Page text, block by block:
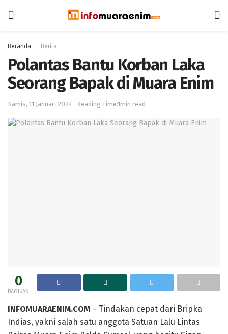
Beranda Berita
Polantas Bantu Korban Laka
Seorang Bapak di Muara Enim
Kamis, 11 Januari 2024 Reading Time:1min read
0
BAGIKAN
INFOMUARAENIM.COM – Tindakan cepat dari Bripka
Indias, yakni salah satu anggota Satuan Lalu Lintas